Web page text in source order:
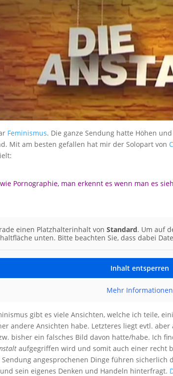
Feminismus. Die ganze Sendung hatte Höhen
Mit am besten gefallen hat mir der Solopart von
Pornographie, man erkennt es wenn man es
einen Platzhalterinhalt vonStandard. Um auf
unten. Bitte beachten Sie, dass dabei
Inhalt entsperren
Mehr Informationen
gibt es viele Ansichten, welche ich teile,
andere Ansichten habe. Letzteres liegt evtl.
bisher ein falsches Bild davon hatte/habe. Ich
aufgegriffen wird und somit auch einer recht
angesprochenen Dinge führen sicherlich
sein eigenes Denken und Handeln hinterfragt.